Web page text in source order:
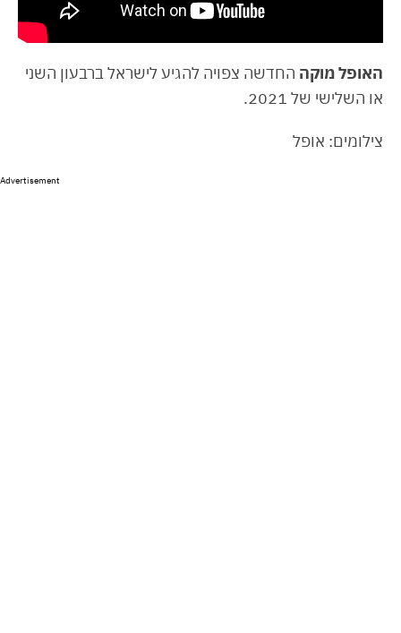
האופל מוקה החדשה צפויה להגיע לישראל ברבעון השני
או השלישי של 2021.
צילומים: אופל
Advertisement